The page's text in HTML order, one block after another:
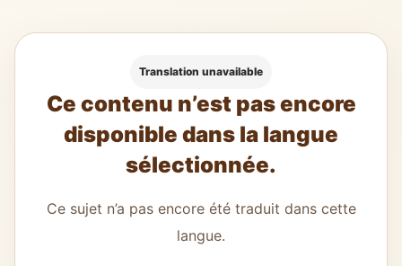
Translation unavailable
Ce contenu n’est pas encore
disponible dans la langue
sélectionnée.
Ce sujet n’a pas encore été traduit dans cette
langue.